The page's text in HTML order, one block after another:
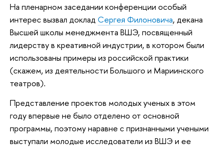
На пленарном заседании конференции особый
интерес вызвал доклад Сергея Филоновича, декана
Высшей школы менеджмента ВШЭ, посвященный
лидерству в креативной индустрии, в котором были
использованы примеры из российской практики
(скажем, из деятельности Большого и Мариинского
театров).
Представление проектов молодых ученых в этом
году впервые не было отделено от основной
программы, поэтому наравне с признанными учеными
выступали молодые исследователи из ВШЭ и ее